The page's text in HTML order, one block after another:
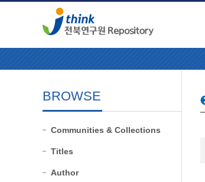
BROWSE
Communities & Collections
Titles
Author